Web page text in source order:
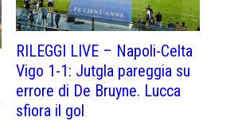
RILEGGI LIVE – Napoli-Celta
Vigo 1-1: Jutgla pareggia su
errore di De Bruyne. Lucca
sfiora il gol